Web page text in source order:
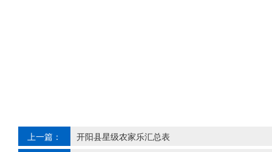
上一篇：
开阳县星级农家乐汇总表